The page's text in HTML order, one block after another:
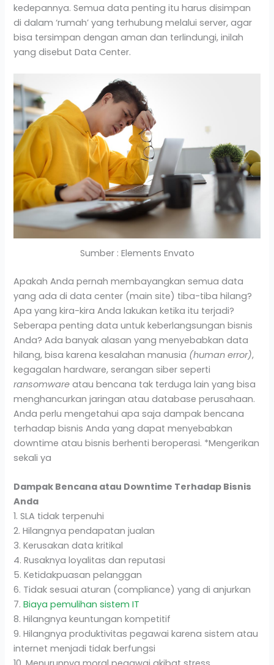
kedepannya. Semua data penting itu harus disimpan
di dalam ‘rumah’ yang terhubung melalui server, agar
bisa tersimpan dengan aman dan terlindungi, inilah
yang disebut Data Center.
Sumber : Elements Envato
Apakah Anda pernah membayangkan semua data
yang ada di data center (main site) tiba-tiba hilang?
Apa yang kira-kira Anda lakukan ketika itu terjadi?
Seberapa penting data untuk keberlangsungan bisnis
Anda? Ada banyak alasan yang menyebabkan data
hilang, bisa karena kesalahan manusia (human error),
kegagalan hardware, serangan siber seperti
ransomware atau bencana tak terduga lain yang bisa
menghancurkan jaringan atau database perusahaan.
Anda perlu mengetahui apa saja dampak bencana
terhadap bisnis Anda yang dapat menyebabkan
downtime atau bisnis berhenti beroperasi. *Mengerikan
sekali ya
Dampak Bencana atau Downtime Terhadap Bisnis
Anda
1. SLA tidak terpenuhi
2. Hilangnya pendapatan jualan
3. Kerusakan data kritikal
4. Rusaknya loyalitas dan reputasi
5. Ketidakpuasan pelanggan
6. Tidak sesuai aturan (compliance) yang di anjurkan
7.Biaya pemulihan sistem IT
8. Hilangnya keuntungan kompetitif
9. Hilangnya produktivitas pegawai karena sistem atau
internet menjadi tidak berfungsi